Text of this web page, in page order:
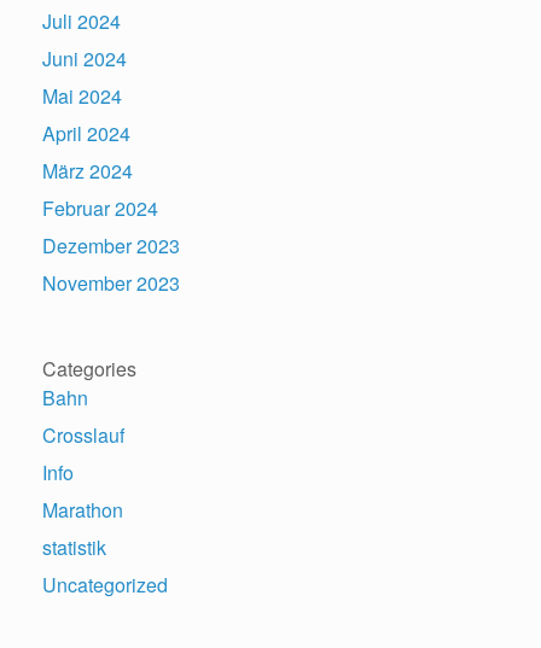
Juli 2024
Juni 2024
Mai 2024
April 2024
März 2024
Februar 2024
Dezember 2023
November 2023
Categories
Bahn
Crosslauf
Info
Marathon
statistik
Uncategorized